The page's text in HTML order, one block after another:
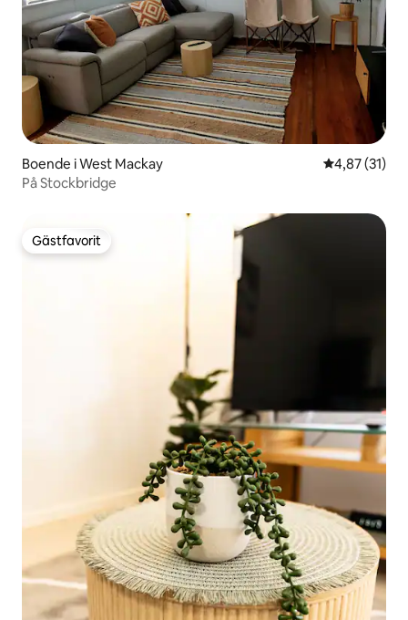
Boende i West Mackay 4,87 av 5 i
4,87 (31)
På Stockbridge
Gästfavorit
Gästfavorit